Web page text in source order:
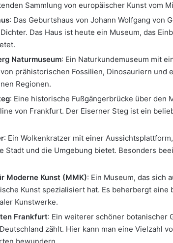
Sammlung von europäischer Kunst vom
: Das Geburtshaus von Johann Wolfgang von
Das Haus ist heute ein Museum, das
Naturmuseum: Ein Naturkundemuseum mit
prähistorischen Fossilien, Dinosauriern und
Regionen.
: Eine historische Fußgängerbrücke über den
von Frankfurt. Der Eiserner Steg ist ein
: Ein Wolkenkratzer mit einer
Stadt und die Umgebung bietet. Besonders
Moderne Kunst (MMK): Ein Museum, das sich
Kunst spezialisiert hat. Es beherbergt eine
Kunstwerke.
Frankfurt: Ein weiterer schöner botanischer
zählt. Hier kann man eine Vielzahl